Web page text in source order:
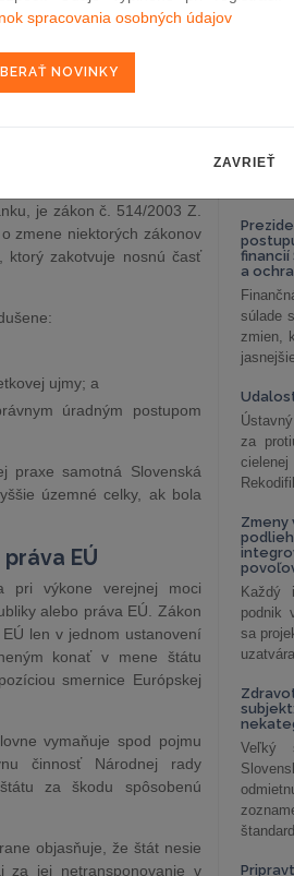
verejnej moci –
republiky v platnom
bola škoda spôsobená
verejnej správy alebo
zákon.
je zákon č. 514/2003 Z.
zmene niektorých zákonov
ktorý zakotvuje nosnú časť
ujmy; a
úradným postupom
praxe samotná Slovenská
územné celky, ak bola
EÚ
pri výkone verejnej moci
alebo práva EÚ. Zákon
len v jednom ustanovení
konať v mene štátu
smernice Európskej
vymaňuje spod pojmu
činnosť Národnej rady
za škodu spôsobenú
objasňuje, že štát nesie
za jej netransponovanie v
odklon
Od 1.
Zistite,
aké sú
financií
a
súlade
zmien,
za
Zmeny
Každý
podnik
sa
Veľký
spracovania osobných údajov
ZAVRIEŤ